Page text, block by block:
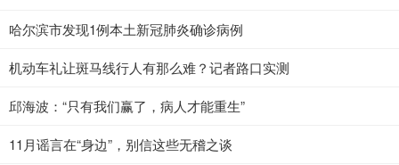
哈尔滨市发现1例本土新冠肺炎确诊病例
机动车礼让斑马线行人有那么难？记者路口实测
邱海波：“只有我们赢了，病人才能重生”
11月谣言在“身边”，别信这些无稽之谈